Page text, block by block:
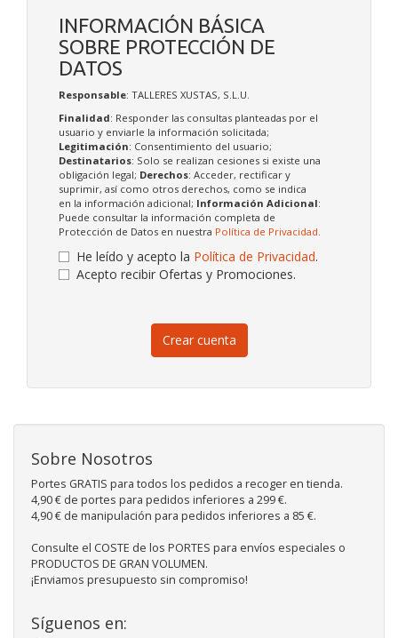
INFORMACIÓN BÁSICA
SOBRE PROTECCIÓN DE
DATOS
Responsable: TALLERES XUSTAS, S.L.U.
Finalidad: Responder las consultas planteadas por el
usuario y enviarle la información solicitada;
Legitimación: Consentimiento del usuario;
Destinatarios: Solo se realizan cesiones si existe una
obligación legal; Derechos: Acceder, rectificar y
suprimir, así como otros derechos, como se indica
en la información adicional; Información Adicional:
Puede consultar la información completa de
Protección de Datos en nuestra Política de Privacidad
He leído y acepto la Política de Privacidad.
Acepto recibir Ofertas y Promociones.
Crear cuenta
Sobre Nosotros
Portes GRATIS para todos los pedidos a recoger en tienda.
4,90 € de portes para pedidos inferiores a 299 €.
4,90 € de manipulación para pedidos inferiores a 85 €.
Consulte el COSTE de los PORTES para envíos especiales o
PRODUCTOS DE GRAN VOLUMEN.
¡Enviamos presupuesto sin compromiso!
Síguenos en: